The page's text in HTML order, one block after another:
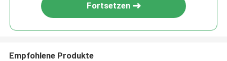
Fortsetzen
Empfohlene Produkte